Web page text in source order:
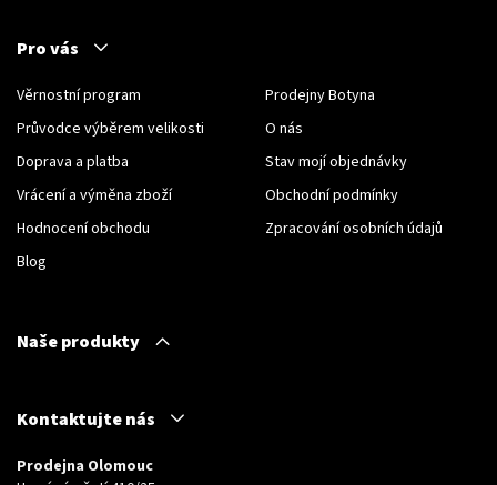
Pro vás
Věrnostní program
Průvodce výběrem velikosti
Doprava a platba
Vrácení a výměna zboží
Hodnocení obchodu
Blog
Prodejny Botyna
O nás
Stav mojí objednávky
Obchodní podmínky
Zpracování osobních údajů
Naše produkty
Kontaktujte nás
Prodejna Olomouc